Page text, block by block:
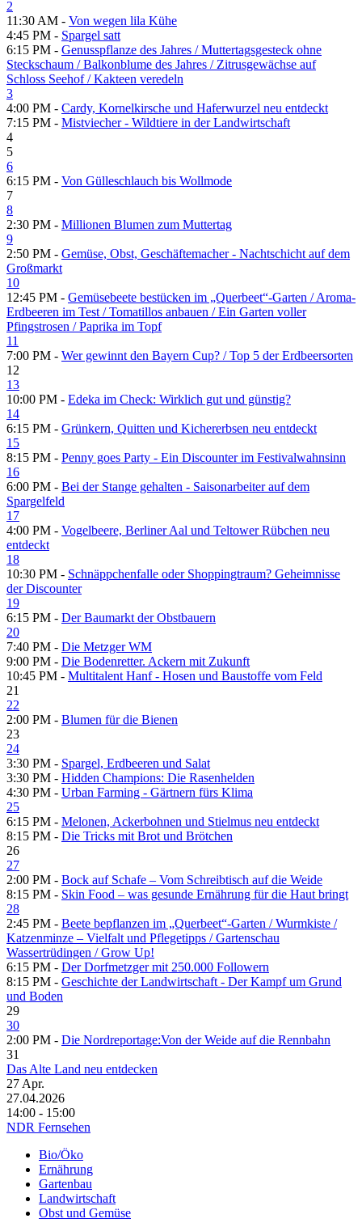
2
11:30 AM - Von wegen lila Kühe
4:45 PM - Spargel satt
6:15 PM - Genusspflanze des Jahres /​ Muttertagsgesteck ohne
Steckschaum /​ Balkonblume des Jahres /​ Zitrusgewächse auf
Schloss Seehof /​ Kakteen veredeln
3
4:00 PM - Cardy, Kornelkirsche und Haferwurzel neu entdeckt
7:15 PM - Mistviecher - Wildtiere in der Landwirtschaft
4
5
6
6:15 PM - Von Gülleschlauch bis Wollmode
7
8
2:30 PM - Millionen Blumen zum Muttertag
9
2:50 PM - Gemüse, Obst, Geschäftemacher - Nachtschicht auf dem
Großmarkt
10
12:45 PM - Gemüsebeete bestücken im „Querbeet“-Garten /​ Aroma-
Erdbeeren im Test /​ Tomatillos anbauen /​ Ein Garten voller
Pfingstrosen /​ Paprika im Topf
11
7:00 PM - Wer gewinnt den Bayern Cup? /​ Top 5 der Erdbeersorten
12
13
10:00 PM - Edeka im Check: Wirklich gut und günstig?
14
6:15 PM - Grünkern, Quitten und Kichererbsen neu entdeckt
15
8:15 PM - Penny goes Party - Ein Discounter im Festivalwahnsinn
16
6:00 PM - Bei der Stange gehalten - Saisonarbeiter auf dem
Spargelfeld
17
4:00 PM - Vogelbeere, Berliner Aal und Teltower Rübchen neu
entdeckt
18
10:30 PM - Schnäppchenfalle oder Shoppingtraum? Geheimnisse
der Discounter
19
6:15 PM - Der Baumarkt der Obstbauern
20
7:40 PM - Die Metzger WM
9:00 PM - Die Bodenretter. Ackern mit Zukunft
10:45 PM - Multitalent Hanf - Hosen und Baustoffe vom Feld
21
22
2:00 PM - Blumen für die Bienen
23
24
3:30 PM - Spargel, Erdbeeren und Salat
3:30 PM - Hidden Champions: Die Rasenhelden
4:30 PM - Urban Farming - Gärtnern fürs Klima
25
6:15 PM - Melonen, Ackerbohnen und Stielmus neu entdeckt
8:15 PM - Die Tricks mit Brot und Brötchen
26
27
2:00 PM - Bock auf Schafe – Vom Schreibtisch auf die Weide
8:15 PM - Skin Food – was gesunde Ernährung für die Haut bringt
28
2:45 PM - Beete bepflanzen im „Querbeet“-Garten /​ Wurmkiste /​
Katzenminze – Vielfalt und Pflegetipps /​ Gartenschau
Wassertrüdingen /​ Grow Up!
6:15 PM - Der Dorfmetzger mit 250.000 Followern
8:15 PM - Geschichte der Landwirtschaft - Der Kampf um Grund
und Boden
29
30
2:00 PM - Die Nordreportage:Von der Weide auf die Rennbahn
31
Das Alte Land neu entdecken
27 Apr.
27.04.2026
14:00 - 15:00
NDR Fernsehen
Bio/Öko
Ernährung
Gartenbau
Landwirtschaft
Obst und Gemüse